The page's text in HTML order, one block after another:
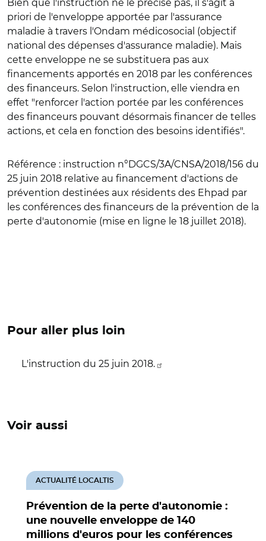
Bien que l'instruction ne le précise pas, il s'agit a
priori de l'enveloppe apportée par l'assurance
maladie à travers l'Ondam médicosocial (objectif
national des dépenses d'assurance maladie). Mais
cette enveloppe ne se substituera pas aux
financements apportés en 2018 par les conférences
des financeurs. Selon l'instruction, elle viendra en
effet "renforcer l'action portée par les conférences
des financeurs pouvant désormais financer de telles
actions, et cela en fonction des besoins identifiés".
Référence : instruction n°DGCS/3A/CNSA/2018/156 du
25 juin 2018 relative au financement d'actions de
prévention destinées aux résidents des Ehpad par
les conférences des financeurs de la prévention de la
perte d'autonomie (mise en ligne le 18 juillet 2018).
Pour aller plus loin
L'instruction du 25 juin 2018.
Voir aussi
Prévention de la perte d'autonomie :
une nouvelle enveloppe de 140
millions d'euros pour les conférences
ACTUALITÉ LOCALTIS